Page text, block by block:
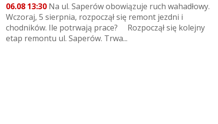
06.08 13:30 Na ul. Saperów obowiązuje ruch wahadłowy.
Wczoraj, 5 sierpnia, rozpoczął się remont jezdni i
chodników. Ile potrwają prace? Rozpoczął się kolejny
etap remontu ul. Saperów. Trwa...